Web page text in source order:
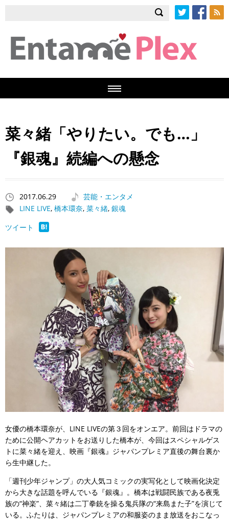
菜々緒「やりたい。でも…」
『銀魂』続編への懸念
2017.06.29
芸能・エンタメ
LINE LIVE, 橋本環奈, 菜々緒, 銀魂
ツイート
女優の橋本環奈が、LINE LIVEの第３回をオンエア。前回はドラマの
ために公開ヘアカットをお送りした橋本が、今回はスペシャルゲス
トに菜々緒を迎え、映画『銀魂』ジャパンプレミア直後の舞台裏か
ら生中継した。
「週刊少年ジャンプ」の大人気コミックの実写化として映画化決定
から大きな話題を呼んでいる『銀魂』。橋本は戦闘民族である夜兎
族の“神楽”、菜々緒は二丁拳銃を操る鬼兵隊の“来島また子”を演じて
いる。ふたりは、ジャパンプレミアの和服姿のまま放送をおこなっ